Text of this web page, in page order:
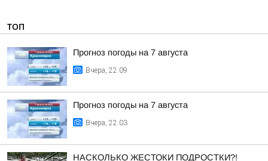
ТОП
Прогноз погоды на 7 августа
Вчера, 22:09
Прогноз погоды на 7 августа
Вчера, 22:03
НАСКОЛЬКО ЖЕСТОКИ ПОДРОСТКИ?!